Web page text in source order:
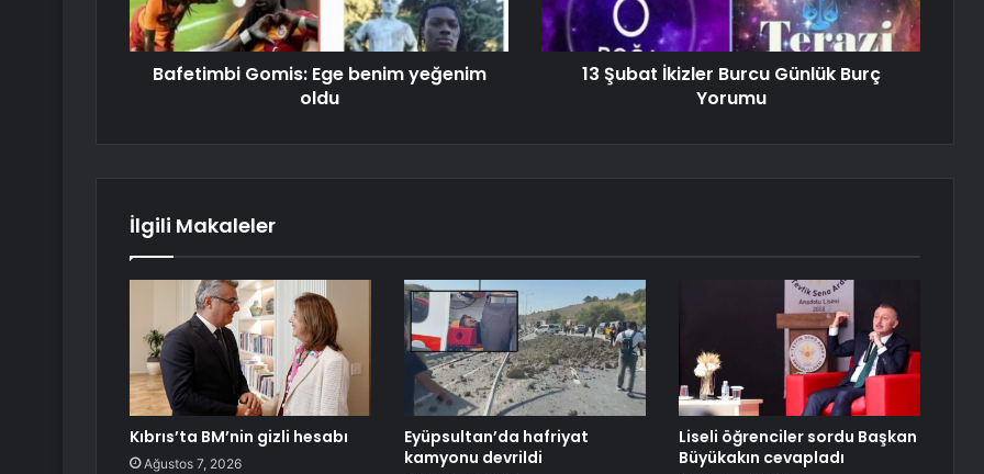
Bafetimbi Gomis: Ege benim yeğenim
oldu
13 Şubat İkizler Burcu Günlük Burç
Yorumu
İlgili Makaleler
Kıbrıs’ta BM’nin gizli hesabı
Ağustos 7, 2026
Eyüpsultan’da hafriyat
kamyonu devrildi
Liseli öğrenciler sordu Başkan
Büyükakın cevapladı